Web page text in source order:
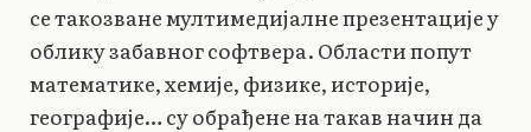
се такозване мултимедијалне презентације у
облику забавног софтвера. Области попут
математике, хемије, физике, историје,
географије… су обрађене на такав начин да